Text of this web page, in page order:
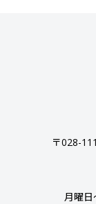
〒028-
月曜日